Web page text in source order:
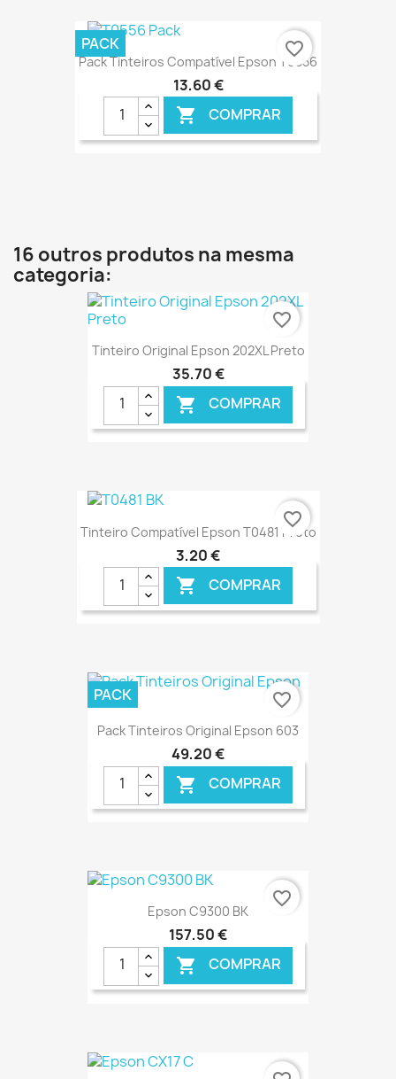
Pack Tinteiros Compatível Epson T0556
13,60 €
 COMPRAR
PACK favorite_border
16 outros produtos na mesma
categoria:
Tinteiro Original Epson 202XL Preto
35,70 €
 COMPRAR
favorite_border
Tinteiro Compatível Epson T0481 Preto
3,20 €
 COMPRAR
€ ONLINE
favorite_border
Pack Tinteiros Original Epson 603
49,20 €
 COMPRAR
PACK favorite_border
Epson C9300 BK
157,50 €
 COMPRAR
€ ONLINE
favorite_border